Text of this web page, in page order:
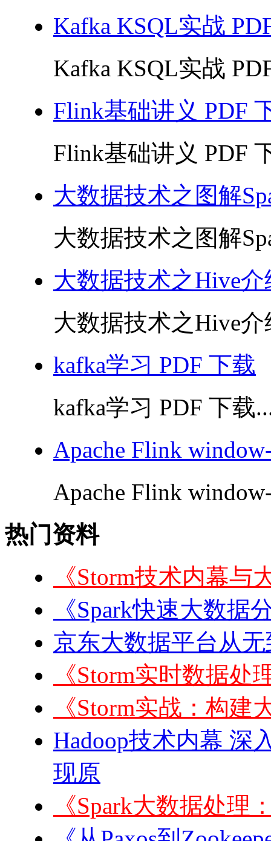
Kafka KSQL实战
Kafka KSQL实战
Flink基础讲义 PDF
Flink基础讲义 PDF
大数据技术之图解
大数据技术之图解
大数据技术之Hive
大数据技术之Hive
kafka学习 PDF 下载
kafka学习 PDF 下载
Apache Flink
Apache Flink
热门资料
《Storm技术内幕与
《Spark快速大数据
京东大数据平台从
《Storm实时数据处
《Storm实战：构
Hadoop技术内幕 深
现原
《Spark大数据处理